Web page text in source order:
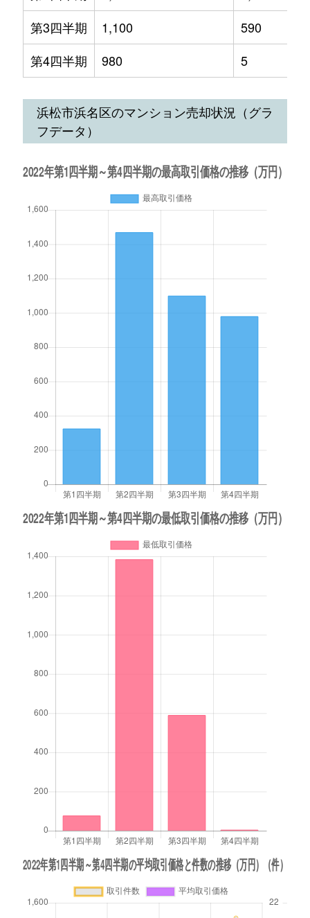
第3四半期
1,100
590
第4四半期
980 5
浜松市浜名区のマンション売却状況（グラ
フデータ）